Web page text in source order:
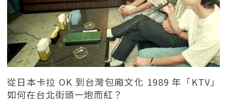
從日本卡拉 OK 到台灣包廂文化 1989 年「KTV」
如何在台北街頭一炮而紅？